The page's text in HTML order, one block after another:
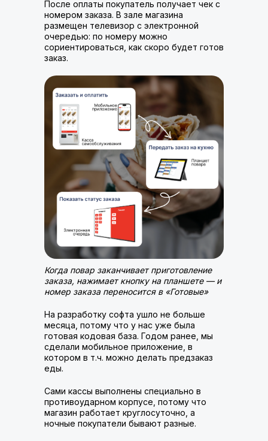
Когда повар заканчивает приготовление
заказа, нажимает кнопку на планшете — и
номер заказа переносится в «Готовые»
На разработку софта ушло не больше
месяца, потому что у нас уже была
готовая кодовая база. Годом ранее, мы
сделали мобильное приложение, в
котором в т.ч. можно делать предзаказ
еды.
Сами кассы выполнены специально в
противоударном корпусе, потому что
магазин работает круглосуточно, а
ночные покупатели бывают разные.
После оплаты покупатель получает чек с
номером заказа. В зале магазина
размещен телевизор с электронной
очередью: по номеру можно
сориентироваться, как скоро будет готов
заказ.